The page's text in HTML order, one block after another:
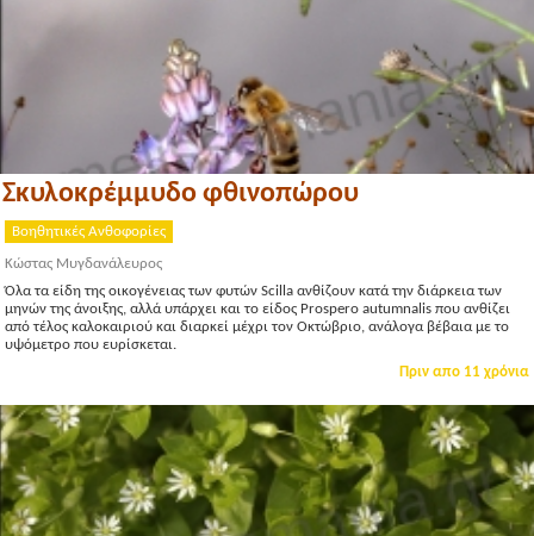
Σκυλοκρέμμυδο φθινοπώρου
Βοηθητικές Ανθοφορίες
Κώστας Μυγδανάλευρος
Όλα τα είδη της οικογένειας των φυτών Scilla ανθίζουν κατά την διάρκεια των
μηνών της άνοιξης, αλλά υπάρχει και το είδος Prospero autumnalis που ανθίζει
από τέλος καλοκαιριού και διαρκεί μέχρι τον Οκτώβριο, ανάλογα βέβαια με το
υψόμετρο που ευρίσκεται.
Πριν απο 11 χρόνια